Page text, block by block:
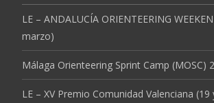
LE – ANDALUCÍA ORIENTEERING
marzo)
Málaga Orienteering Sprint Camp (MOSC)
LE – XV Premio Comunidad Valenciana